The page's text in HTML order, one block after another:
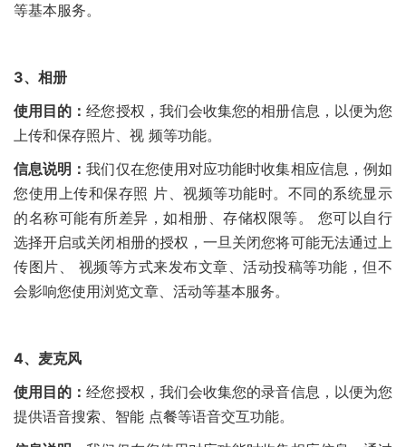
等基本服务。
3、 相册
使用目的：经您授权，我们会收集您的相册信息，以便为您
上传和保存照片、视 频等功能。
信息说明：我们仅在您使用对应功能时收集相应信息，例如
您使用上传和保存照 片、视频等功能时。不同的系统显示
的名称可能有所差异，如相册、存储权限等。 您可以自行
选择开启或关闭相册的授权，一旦关闭您将可能无法通过上
传图片、 视频等方式来发布文章、活动投稿等功能，但不
会影响您使用浏览文章、活动等基本服务。
4、 麦克风
使用目的：经您授权，我们会收集您的录音信息，以便为您
提供语音搜索、智能 点餐等语音交互功能。